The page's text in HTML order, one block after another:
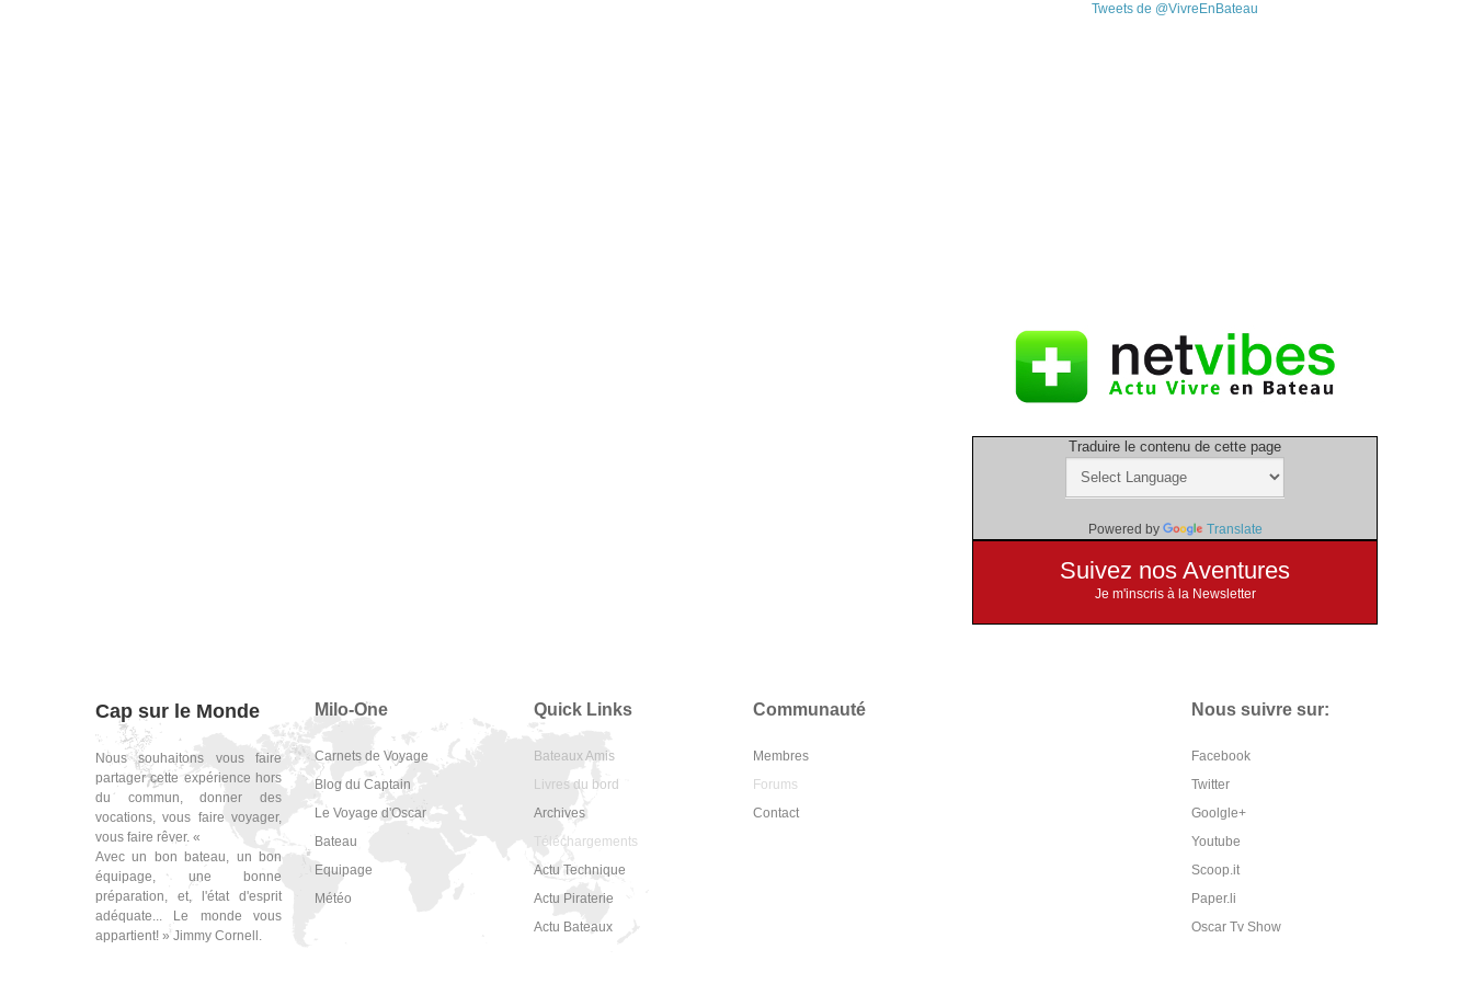
Tweets de @VivreEnBateau
Traduire le contenu de cette page
Powered by Translate
Suivez nos Aventures
Je m'inscris à la Newsletter
Cap sur le Monde
Nous souhaitons vous faire
partager cette expérience hors
du commun, donner des
vocations, vous faire voyager,
vous faire rêver. «
Avec un bon bateau, un bon
équipage, une bonne
préparation, et, l'état d'esprit
adéquate... Le monde vous
appartient! » Jimmy Cornell.
Milo-One
Carnets de Voyage
Blog du Captain
Le Voyage d'Oscar
Bateau
Equipage
Météo
Quick Links
Bateaux Amis
Livres du bord
Archives
Téléchargements
Actu Technique
Actu Piraterie
Actu Bateaux
Communauté
Membres
Forums
Contact
Nous suivre sur:
Facebook
Twitter
Goolgle+
Youtube
Scoop.it
Paper.li
Oscar Tv Show